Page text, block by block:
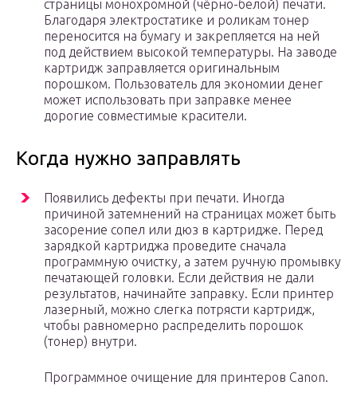
страницы монохромной (чёрно-белой) печати.
Благодаря электростатике и роликам тонер
переносится на бумагу и закрепляется на ней
под действием высокой температуры. На заводе
картридж заправляется оригинальным
порошком. Пользователь для экономии денег
может использовать при заправке менее
дорогие совместимые красители.
Когда нужно заправлять
Появились дефекты при печати. Иногда
причиной затемнений на страницах может быть
засорение сопел или дюз в картридже. Перед
зарядкой картриджа проведите сначала
программную очистку, а затем ручную промывку
печатающей головки. Если действия не дали
результатов, начинайте заправку. Если принтер
лазерный, можно слегка потрясти картридж,
чтобы равномерно распределить порошок
(тонер) внутри.
Программное очищение для принтеров Canon.